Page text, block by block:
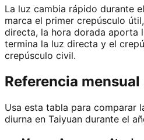
La luz cambia rápido durante
marca el primer crepúsculo
directa, la hora dorada aporta
termina la luz directa y el
crepúsculo civil.
Referencia
Usa esta tabla para comparar
diurna en Taiyuan durante el